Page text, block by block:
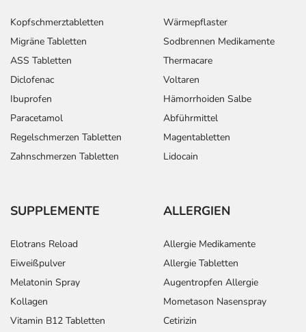
Kopfschmerztabletten
Migräne Tabletten
ASS Tabletten
Diclofenac
Ibuprofen
Paracetamol
Regelschmerzen Tabletten
Zahnschmerzen Tabletten
Wärmepflaster
Sodbrennen Medikamente
Thermacare
Voltaren
Hämorrhoiden Salbe
Abführmittel
Magentabletten
Lidocain
SUPPLEMENTE
Elotrans Reload
Eiweißpulver
Melatonin Spray
Kollagen
Vitamin B12 Tabletten
ALLERGIEN
Allergie Medikamente
Allergie Tabletten
Augentropfen Allergie
Mometason Nasenspray
Cetirizin